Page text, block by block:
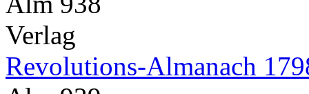
Verlag
Revolutions-Almanach